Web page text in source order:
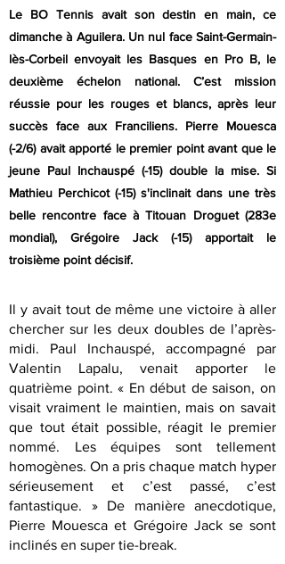
Le BO Tennis avait son destin en main, ce
dimanche à Aguilera. Un nul face Saint-Germain-
lès-Corbeil envoyait les Basques en Pro B, le
deuxième échelon national. C’est mission
réussie pour les rouges et blancs, après leur
succès face aux Franciliens. Pierre Mouesca
(-2/6) avait apporté le premier point avant que le
jeune Paul Inchauspé (-15) double la mise. Si
Mathieu Perchicot (-15) s'inclinait dans une très
belle rencontre face à Titouan Droguet (283e
mondial), Grégoire Jack (-15) apportait le
troisième point décisif.
Il y avait tout de même une victoire à aller
chercher sur les deux doubles de l’après-
midi. Paul Inchauspé, accompagné par
Valentin Lapalu, venait apporter le
quatrième point. « En début de saison, on
visait vraiment le maintien, mais on savait
que tout était possible, réagit le premier
nommé. Les équipes sont tellement
homogènes. On a pris chaque match hyper
sérieusement et c’est passé, c’est
fantastique. » De manière anecdotique,
Pierre Mouesca et Grégoire Jack se sont
inclinés en super tie-break.